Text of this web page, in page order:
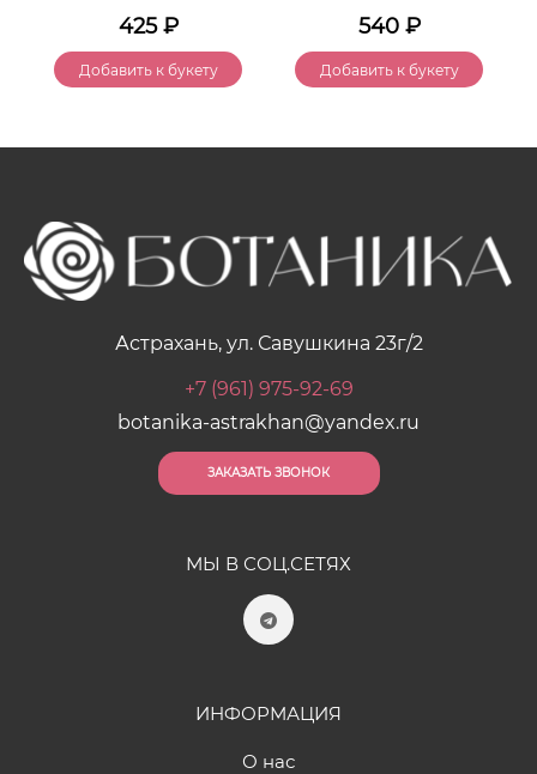
425₽
Добавить к букету
540₽
Добавить к букету
Астрахань, ул. Савушкина 23г/2
+7 (961) 975-92-69
botanika-astrakhan@yandex.ru
ЗАКАЗАТЬ ЗВОНОК
МЫ В СОЦ.СЕТЯХ
ИНФОРМАЦИЯ
О нас